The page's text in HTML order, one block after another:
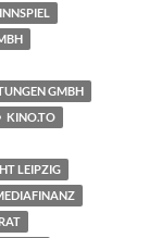
GMBH
KINO.TO
LEIPZIG